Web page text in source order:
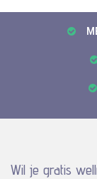
Wil je gratis